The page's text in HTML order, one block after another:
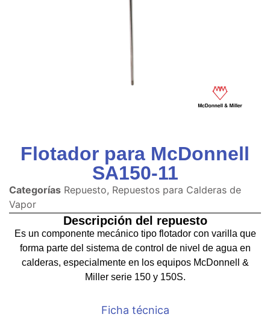
Flotador para McDonnell
SA150-11
Categorías Repuesto, Repuestos para Calderas de
Vapor
Descripción del repuesto
Es un componente mecánico tipo flotador con varilla que
forma parte del sistema de control de nivel de agua en
calderas, especialmente en los equipos McDonnell &
Miller serie 150 y 150S.
Ficha técnica